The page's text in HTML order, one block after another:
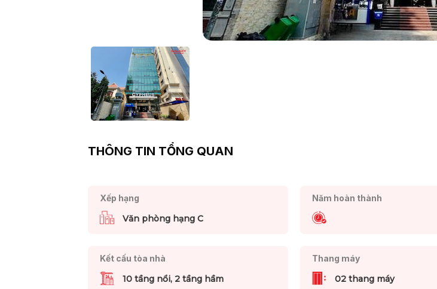
THÔNG TIN TỔNG QUAN
Xếp hạng
Văn phòng hạng C
Năm hoàn thành
Kết cấu tòa nhà
10 tầng nổi, 2 tầng hầm
Thang máy
02 thang máy